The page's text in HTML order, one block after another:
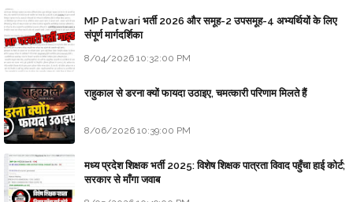
MP Patwari भर्ती 2026 और समूह-2 उपसमूह-4 अभ्यर्थियों के लिए
संपूर्ण मार्गदर्शिका
8/04/2026 10:32:00 PM
राहुकाल से डरना क्यों फायदा उठाइए, चमत्कारी परिणाम मिलते हैं
8/06/2026 10:39:00 PM
मध्य प्रदेश शिक्षक भर्ती 2025: विशेष शिक्षक पात्रता विवाद पहुँचा हाई कोर्ट;
सरकार से माँगा जवाब